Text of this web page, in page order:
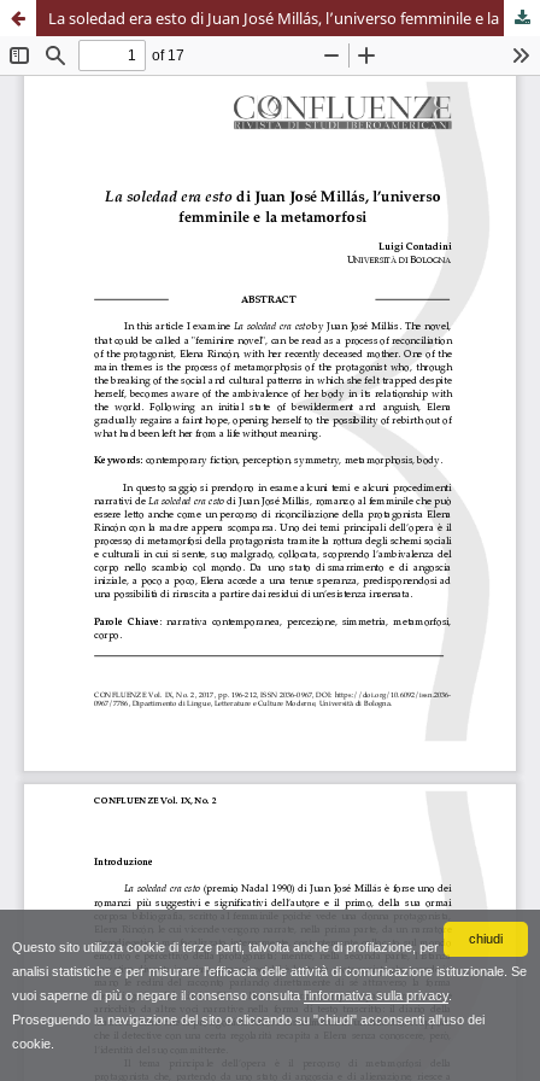
chiudi
Questo sito utilizza cookie di terze parti, talvolta anche di profilazione, per
analisi statistiche e per misurare l'efficacia delle attività di comunicazione istituzionale. Se
vuoi saperne di più o negare il consenso consulta l'informativa sulla privacy.
Proseguendo la navigazione del sito o cliccando su "chiudi" acconsenti all'uso dei
cookie.
La soledad era esto di Juan José Millás, l’universo femminile e la metamorfosi